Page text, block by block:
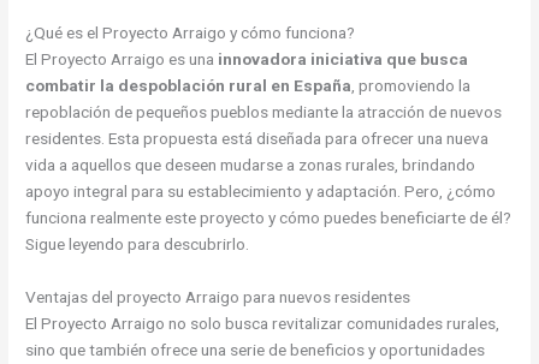
¿Qué es el Proyecto Arraigo y cómo funciona?
El Proyecto Arraigo es una innovadora iniciativa que busca
combatir la despoblación rural en España , promoviendo la
repoblación de pequeños pueblos mediante la atracción de nuevos
residentes. Esta propuesta está diseñada para ofrecer una nueva
vida a aquellos que deseen mudarse a zonas rurales, brindando
apoyo integral para su establecimiento y adaptación. Pero, ¿cómo
funciona realmente este proyecto y cómo puedes beneficiarte de él?
Sigue leyendo para descubrirlo.
Ventajas del proyecto Arraigo para nuevos residentes
El Proyecto Arraigo no solo busca revitalizar comunidades rurales,
sino que también ofrece una serie de beneficios y oportunidades